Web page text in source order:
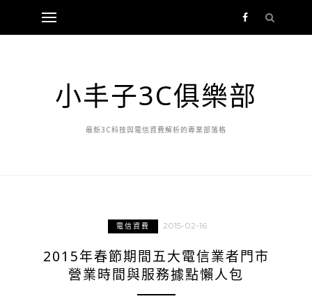
小丰子3C俱樂部
最新3C科技與電信資費解析的專業部落格
電信資費 2015-02-16
2015年春節期間五大電信業者門市
營業時間與服務據點懶人包